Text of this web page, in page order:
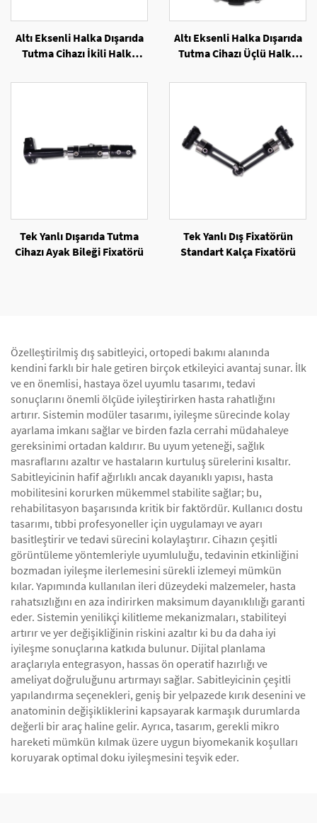
Altı Eksenli Halka Dışarıda
Tutma Cihazı İkili Halka
Altı Eksenli Halka Dışarıda
Tutma Cihazı Üçlü Halka
Tek Yanlı Dışarıda Tutma
Cihazı Ayak Bileği Fixatörü
Tek Yanlı Dış Fixatörün
Standart Kalça Fixatörü
Özelleştirilmiş dış sabitleyici, ortopedi bakımı alanında
kendini farklı bir hale getiren birçok etkileyici avantaj sunar. İlk
ve en önemlisi, hastaya özel uyumlu tasarımı, tedavi
sonuçlarını önemli ölçüde iyileştirirken hasta rahatlığını
artırır. Sistemin modüler tasarımı, iyileşme sürecinde kolay
ayarlama imkanı sağlar ve birden fazla cerrahi müdahaleye
gereksinimi ortadan kaldırır. Bu uyum yeteneği, sağlık
masraflarını azaltır ve hastaların kurtuluş sürelerini kısaltır.
Sabitleyicinin hafif ağırlıklı ancak dayanıklı yapısı, hasta
mobilitesini korurken mükemmel stabilite sağlar; bu,
rehabilitasyon başarısında kritik bir faktördür. Kullanıcı dostu
tasarımı, tıbbi profesyoneller için uygulamayı ve ayarı
basitleştirir ve tedavi sürecini kolaylaştırır. Cihazın çeşitli
görüntüleme yöntemleriyle uyumluluğu, tedavinin etkinliğini
bozmadan iyileşme ilerlemesini sürekli izlemeyi mümkün
kılar. Yapımında kullanılan ileri düzeydeki malzemeler, hasta
rahatsızlığını en aza indirirken maksimum dayanıklılığı garanti
eder. Sistemin yenilikçi kilitleme mekanizmaları, stabiliteyi
artırır ve yer değişikliğinin riskini azaltır ki bu da daha iyi
iyileşme sonuçlarına katkıda bulunur. Dijital planlama
araçlarıyla entegrasyon, hassas ön operatif hazırlığı ve
ameliyat doğruluğunu artırmayı sağlar. Sabitleyicinin çeşitli
yapılandırma seçenekleri, geniş bir yelpazede kırık desenini ve
anatominin değişikliklerini kapsayarak karmaşık durumlarda
değerli bir araç haline gelir. Ayrıca, tasarım, gerekli mikro
hareketi mümkün kılmak üzere uygun biyomekanik koşulları
koruyarak optimal doku iyileşmesini teşvik eder.